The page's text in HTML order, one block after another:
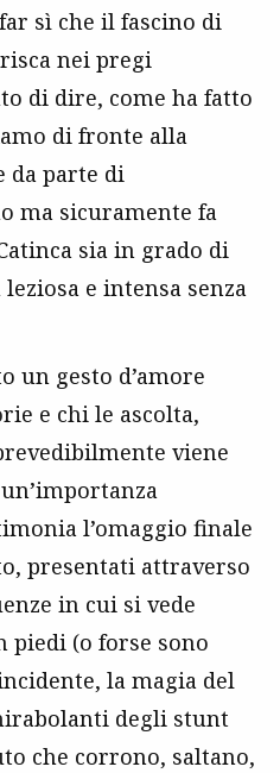
sì che il fascino di
nei pregi
di dire, come ha fatto
di fronte alla
da parte di
ma sicuramente fa
sia in grado di
e intensa senza
un gesto d’amore
e chi le ascolta,
viene
l’omaggio finale
presentati attraverso
in cui si vede
piedi (o forse sono
la magia del
degli stunt
che corrono, saltano,